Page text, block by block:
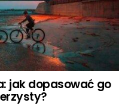
jak dopasować go